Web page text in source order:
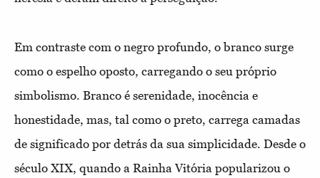
Em contraste com o negro profundo, o branco surge
como o espelho oposto, carregando o seu próprio
simbolismo. Branco é serenidade, inocência e
honestidade, mas, tal como o preto, carrega camadas
de significado por detrás da sua simplicidade. Desde o
século XIX, quando a Rainha Vitória popularizou o